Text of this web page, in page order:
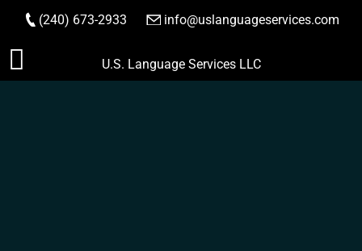
Saltar
(240) 673-2933 info@uslanguageservices.com
HACER PEDIDO
U.S. Language Services LLC